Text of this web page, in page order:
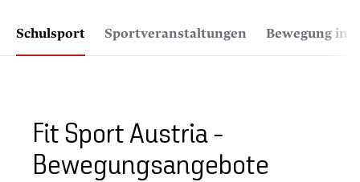
Schulsport Sportveranstaltungen Bewegung in
Fit Sport Austria -
Bewegungsangebote